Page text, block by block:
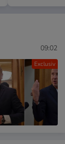
Exclusiv
09:02